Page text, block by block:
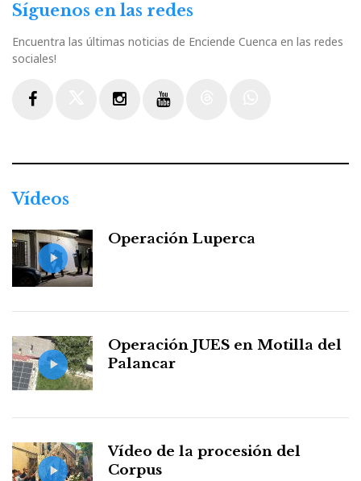
Síguenos en las redes
Encuentra las últimas noticias de Enciende Cuenca en las redes
sociales!
Vídeos
Operación Luperca
Operación JUES en Motilla del
Palancar
Vídeo de la procesión del
Corpus